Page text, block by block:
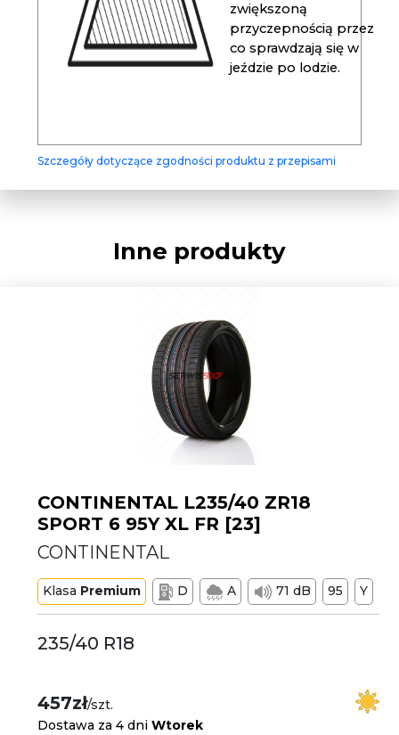
zwiększoną
przyczepnością przez
co sprawdzają się w
jeździe po lodzie.
Szczegóły dotyczące zgodności produktu z przepisami
Inne produkty
CONTINENTAL L235/40 ZR18
SPORT 6 95Y XL FR [23]
CONTINENTAL
Klasa Premium D A 71 dB 95 Y
235/40 R18
457zł/szt.
Dostawa za 4 dniWtorek